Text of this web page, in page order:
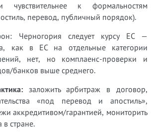
к формальностям
перевод, публичный порядок).
Черногория следует курсу ЕС —
как в ЕС на отдельные категории
нет, но комплаенс-проверки и
банков выше среднего.
заложить арбитраж в договор,
«под перевод и апостиль»,
аккредитивом/гарантией, мониторить
стране.